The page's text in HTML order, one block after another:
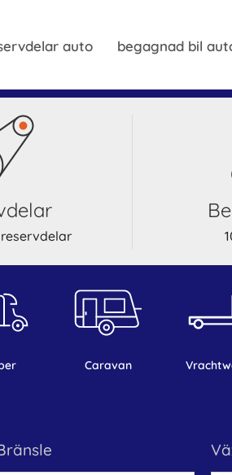
auto begagnad bil
reservdelar
caravan
bränsle